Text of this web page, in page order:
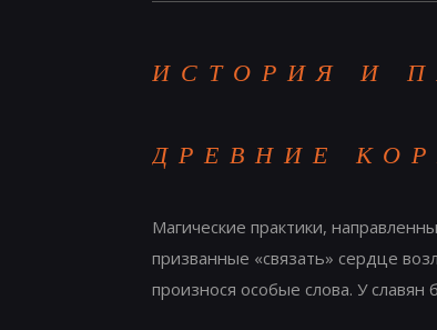
ИСТОРИЯ И
ДРЕВНИЕ
Магические практики,
призванные «связать» сердце
произнося особые слова. У